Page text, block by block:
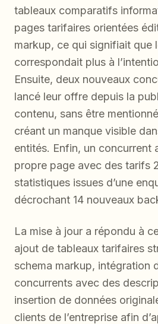
tableaux comparatifs
pages tarifaires orientées
markup, ce qui signifiait que
correspondait plus à
Ensuite, deux nouveaux
lancé leur offre depuis la
contenu, sans être
créant un manque visible
entités. Enfin, un concurrent
propre page avec des tarifs
statistiques issues d’une
décrochant 14 nouveaux
La mise à jour a répondu à
ajout de tableaux tarifaires
schema markup, intégration
concurrents avec des
insertion de données
clients de l’entreprise afin